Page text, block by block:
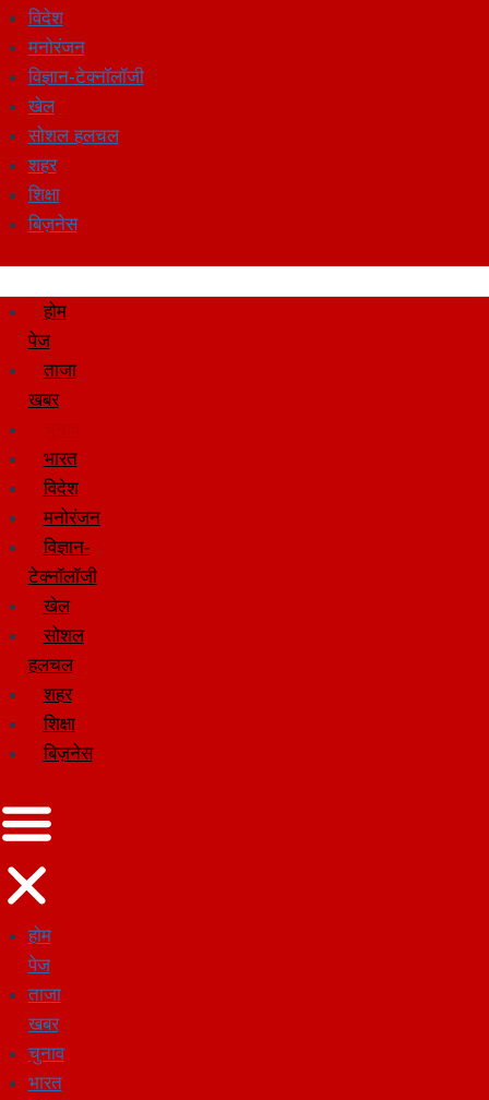
विदेश
मनोरंजन
विज्ञान-टेक्नॉलॉजी
खेल
सोशल हलचल
शहर
शिक्षा
बिज़नेस
होम
पेज
ताजा
खबर
भारत
विदेश
मनोरंजन
विज्ञान-
टेक्नॉलॉजी
खेल
सोशल
हलचल
शहर
शिक्षा
बिज़नेस
होम
पेज
ताजा
खबर
चुनाव
भारत